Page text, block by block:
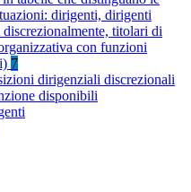
dirigenti, dirigenti
titolari di
con funzioni
7
dirigenziali discrezionali
disponibili